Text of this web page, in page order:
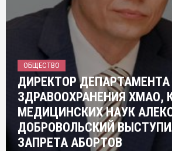
ОБЩЕСТВО
ДИРЕКТОР ДЕПАРТАМЕНТА
ЗДРАВООХРАНЕНИЯ ХМАО,
МЕДИЦИНСКИХ НАУК
ДОБРОВОЛЬСКИЙ
ЗАПРЕТА АБОРТОВ